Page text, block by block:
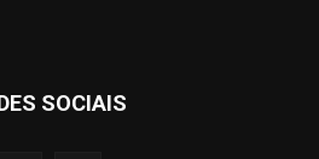
SOCIAIS